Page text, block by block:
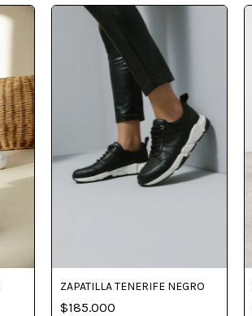
ZAPATILLA TENERIFE NEGRO
$185.000